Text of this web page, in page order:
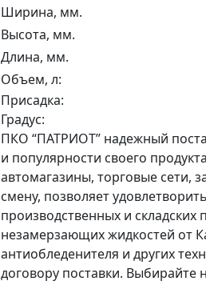
Ширина, мм.
Высота, мм.
Длина, мм.
Объем, л:
Присадка:
Градус:
ПКО “ПАТРИОТ” надежный
и популярности своего
автомагазины, торговые сети,
смену, позволяет
производственных и
незамерзающих жидкостей от
антиобледенителя и других
договору поставки.